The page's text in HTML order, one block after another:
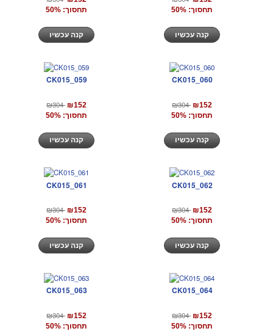
תחסוך: 50%
תחסוך: 50%
CK015_059
₪304 ₪152
תחסוך: 50%
CK015_060
₪304 ₪152
תחסוך: 50%
CK015_061
₪304 ₪152
תחסוך: 50%
CK015_062
₪304 ₪152
תחסוך: 50%
CK015_063
₪304 ₪152
תחסוך: 50%
CK015_064
₪304 ₪152
תחסוך: 50%